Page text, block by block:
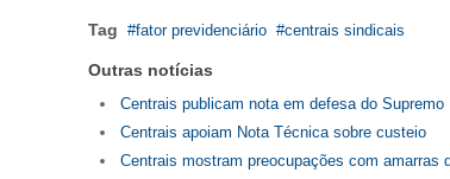
Tag fator previdenciário centrais sindicais
Outras notícias
Centrais publicam nota em defesa do Supremo
Centrais apoiam Nota Técnica sobre custeio
Centrais mostram preocupações com amarras